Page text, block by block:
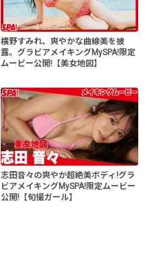
横野すみれ、爽やかな曲線美を披
露。グラビアメイキングMySPA!限定
ムービー公開!【美女地図】
志田音々の爽やか超絶美ボディ!グラ
ビアメイキングMySPA!限定ムービー
公開!【旬撮ガール】